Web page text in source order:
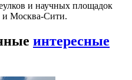
и научных площадок
и Москва-Сити.
интересные